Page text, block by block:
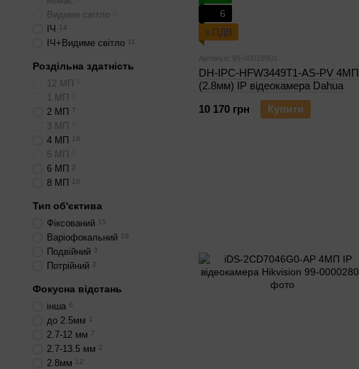
6
з ПДВ
Артикул: 99-00019901
DH-IPC-HFW3449T1-AS-PV 4МП
(2.8мм) IP відеокамера Dahua
10 170 грн
Купити
Видиме світло
ІЧ 14
ІЧ+Видиме світло 11
Роздільна здатність
12 МП
1 МП
2 МП 7
3 МП
4 МП 18
5 МП
6 МП 2
8 МП 10
Тип об'єктива
Фіксований 15
Варіофокальний 16
Подвійний 3
Потрійний 2
Фокусна відстань
інша 6
до 2.5мм 1
2.7-12 мм 7
2.7-13.5 мм 2
2.8мм 12